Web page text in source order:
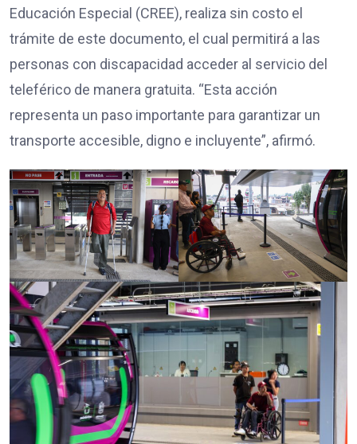
Educación Especial (CREE), realiza sin costo el
trámite de este documento, el cual permitirá a las
personas con discapacidad acceder al servicio del
teleférico de manera gratuita. “Esta acción
representa un paso importante para garantizar un
transporte accesible, digno e incluyente”, afirmó.